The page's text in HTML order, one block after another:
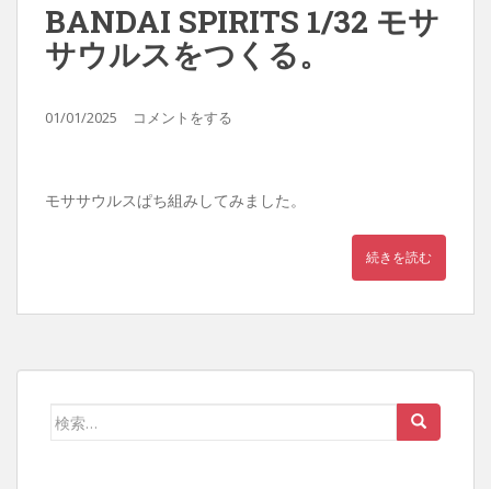
BANDAI SPIRITS 1/32 モサ
サウルスをつくる。
01/01/2025 コメントをする
モササウルスぱち組みしてみました。
続きを読む
検